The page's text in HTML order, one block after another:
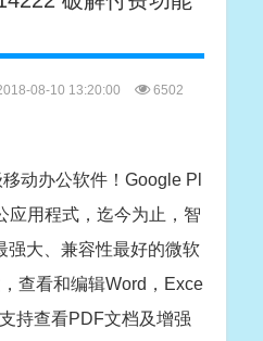
08-10 13:20:00 6502
动办公软件！Google Pl
应用程式，迄今为止，智
强大、兼容性最好的微软
查看和编辑Word，Exce
持查看PDF文档及增强